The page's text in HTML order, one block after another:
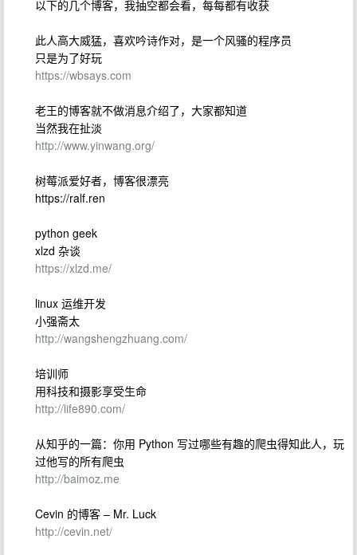
以下的几个博客，我抽空都会看，每每都有收获
此人高大威猛，喜欢吟诗作对，是一个风骚的程序员
只是为了好玩
https://wbsays.com
老王的博客就不做消息介绍了，大家都知道
当然我在扯淡
http://www.yinwang.org/
树莓派爱好者，博客很漂亮
https://ralf.ren
python geek
xlzd 杂谈
https://xlzd.me/
linux 运维开发
小强斋太
http://wangshengzhuang.com/
培训师
用科技和摄影享受生命
http://life890.com/
从知乎的一篇：你用 Python 写过哪些有趣的爬虫得知此人，玩
过他写的所有爬虫
http://baimoz.me
Cevin 的博客 – Mr. Luck
http://cevin.net/